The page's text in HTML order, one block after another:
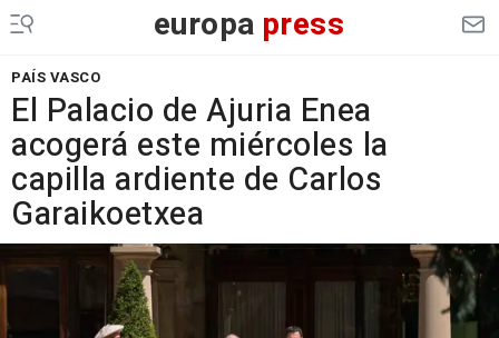
europa press
PAÍS VASCO
El Palacio de Ajuria Enea
acogerá este miércoles la
capilla ardiente de Carlos
Garaikoetxea